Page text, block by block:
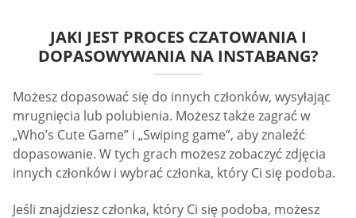
JAKI JEST PROCES CZATOWANIA I
DOPASOWYWANIA NA INSTABANG?
Możesz dopasować się do innych członków, wysyłając
mrugnięcia lub polubienia. Możesz także zagrać w
„Who’s Cute Game” i „Swiping game”, aby znaleźć
dopasowanie. W tych grach możesz zobaczyć zdjęcia
innych członków i wybrać członka, który Ci się podoba.
Jeśli znajdziesz członka, który Ci się podoba, możesz